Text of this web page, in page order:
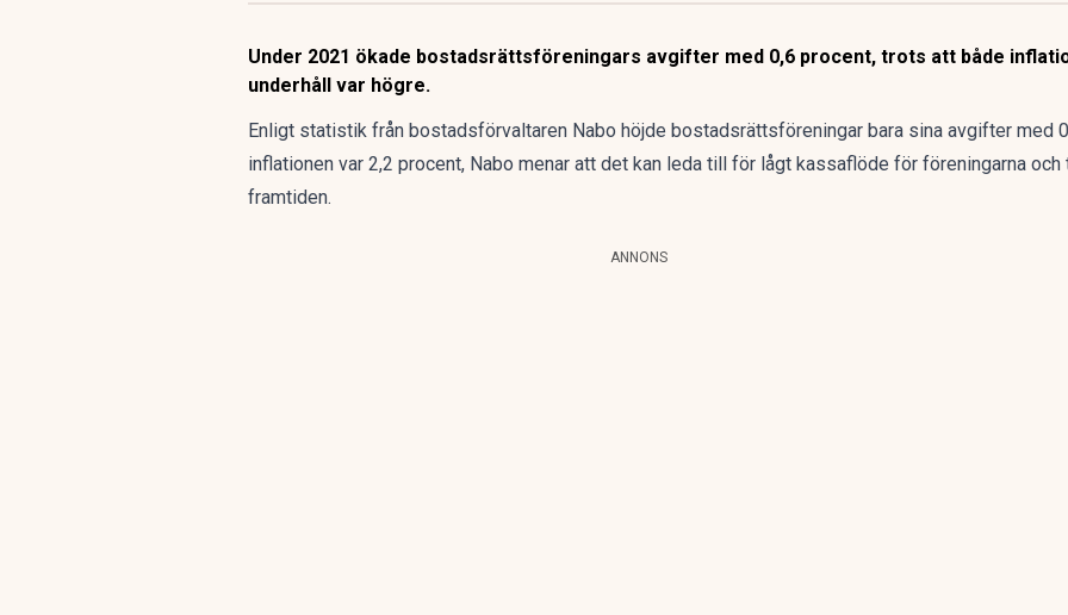
Under 2021 ökade bostadsrättsföreningars avgifter med 0,6 procent, trots att både
underhåll var högre.
Enligt statistik från bostadsförvaltaren Nabo höjde bostadsrättsföreningar bara sina avgifter med
inflationen var 2,2 procent, Nabo menar att det kan leda till för lågt kassaflöde för föreningarna
framtiden.
ANNONS